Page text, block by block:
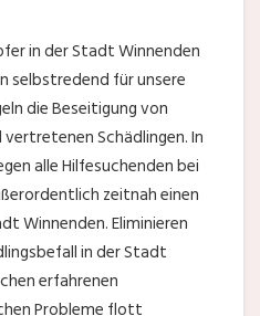
in der Stadt Winnenden
selbstredend für unsere
die Beseitigung von
Schädlingen. In
alle Hilfesuchenden bei
zeitnah einen
Winnenden. Eliminieren
in der Stadt
erfahrenen
Probleme flott